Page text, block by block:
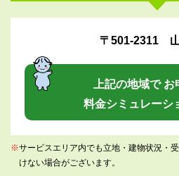
〒501-2311
上記の地域で
料金シミュレーシ
※サービスエリア内でも立地・建物状況・
けない場合がございます。